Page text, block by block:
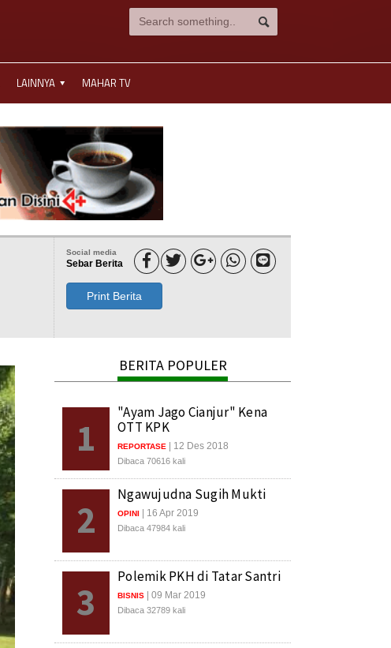
LAINNYA MAHAR TV
Social media
Sebar Berita     
Print Berita
BERITA POPULER
1
"Ayam Jago Cianjur" Kena
OTT KPK
REPORTASE | 12 Des 2018
Dibaca 70616 kali
2
Ngawujudna Sugih Mukti
OPINI | 16 Apr 2019
Dibaca 47984 kali
3
Polemik PKH di Tatar Santri
BISNIS | 09 Mar 2019
Dibaca 32789 kali